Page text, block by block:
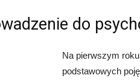
do
Na pierwszym
podstawowych